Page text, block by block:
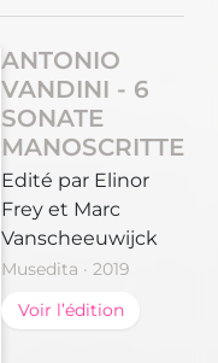
ANTONIO
VANDINI - 6
SONATE
MANOSCRITTE
Edité par Elinor
Frey et Marc
Vanscheeuwijck
Musedita · 2019
Voir l’édition